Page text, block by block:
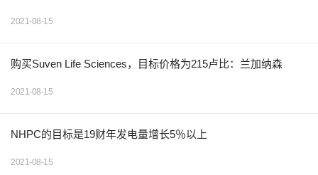
2021-08-15
购买Suven Life Sciences，目标价格为215卢比：兰加纳森
2021-08-15
NHPC的目标是19财年发电量增长5％以上
2021-08-15